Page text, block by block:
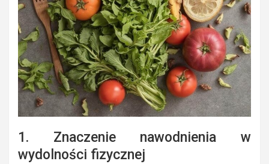
1. Znaczenie nawodnienia w
wydolności fizycznej